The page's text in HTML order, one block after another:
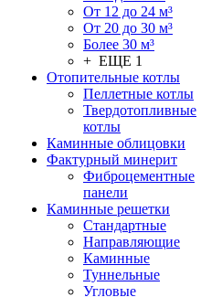
От 12 до 24 м³
От 20 до 30 м³
Более 30 м³
+ ЕЩЕ 1
Отопительные котлы
Пеллетные котлы
Твердотопливные
котлы
Каминные облицовки
Фактурный минерит
Фиброцементные
панели
Каминные решетки
Стандартные
Направляющие
Каминные
Туннельные
Угловые